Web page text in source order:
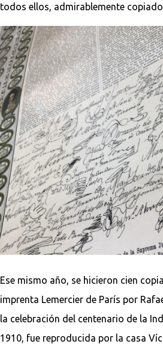
todos ellos, admirablemente
Ese mismo año, se hicieron cien
imprenta Lemercier de París por
la celebración del centenario de la
1910, fue reproducida por la casa